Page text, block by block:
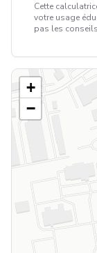
Cette
votre usage
pas les
+
−